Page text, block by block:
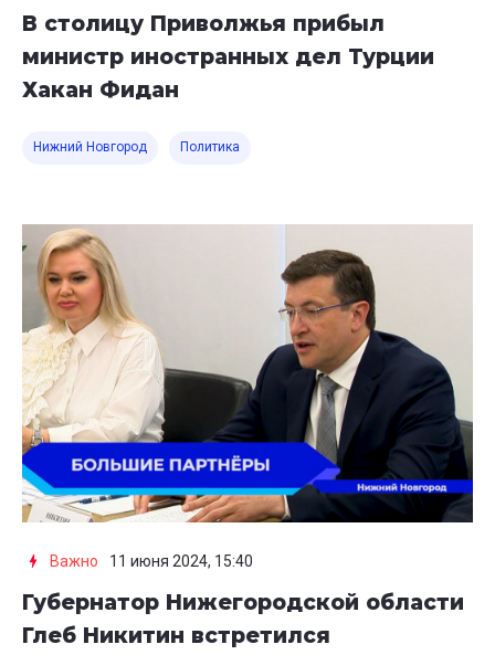
В столицу Приволжья прибыл
министр иностранных дел Турции
Хакан Фидан
Нижний Новгород Политика
Важно 11 июня 2024, 15:40
Губернатор Нижегородской области
Глеб Никитин встретился